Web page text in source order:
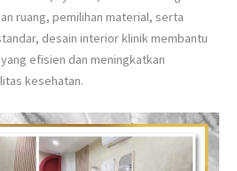
ruang, pemilihan material, serta
desain interior klinik membantu
efisien dan meningkatkan
kesehatan.